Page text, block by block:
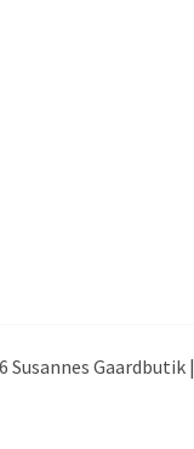
Susannes Gaardbutik |